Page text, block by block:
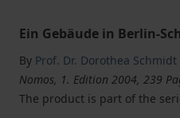
Ein Gebäude in Berlin-
By Prof. Dr. Dorothea Schmidt
Nomos, 1. Edition 2004, 239
The product is part of the